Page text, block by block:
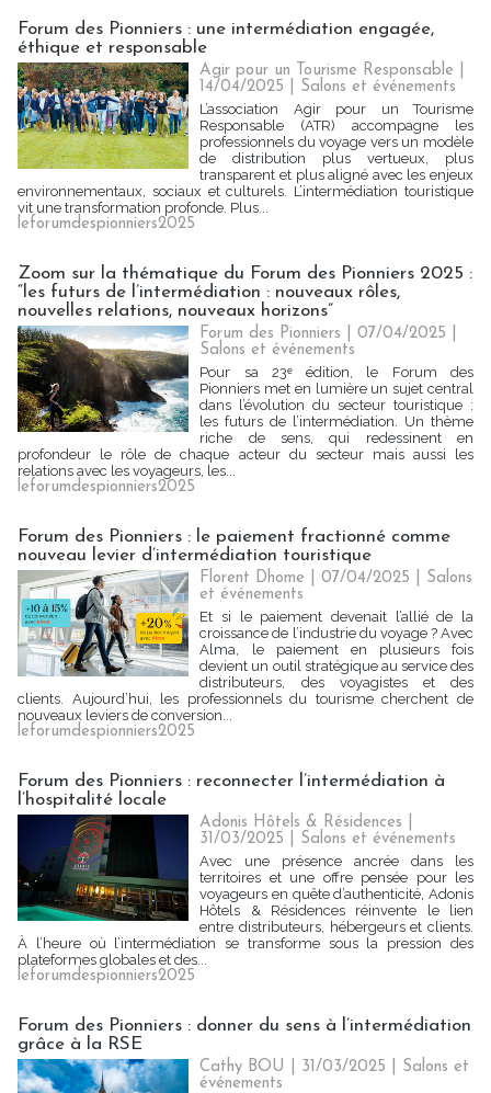
Forum des Pionniers : une intermédiation engagée,
éthique et responsable
Agir pour un Tourisme Responsable |
14/04/2025
Salons et événements
L’association Agir pour un Tourisme
Responsable (ATR) accompagne les
professionnels du voyage vers un modèle
de distribution plus vertueux, plus
transparent et plus aligné avec les enjeux
environnementaux, sociaux et culturels. L’intermédiation touristique
vit une transformation profonde. Plus...
leforumdespionniers2025
Zoom sur la thématique du Forum des Pionniers 2025 :
“les futurs de l’intermédiation : nouveaux rôles,
nouvelles relations, nouveaux horizons”
Forum des Pionniers | 07/04/2025
Salons et événements
Pour sa 23ᵉ édition, le Forum des
Pionniers met en lumière un sujet central
dans l’évolution du secteur touristique :
les futurs de l’intermédiation. Un thème
riche de sens, qui redessinent en
profondeur le rôle de chaque acteur du secteur mais aussi les
relations avec les voyageurs, les...
leforumdespionniers2025
Forum des Pionniers : le paiement fractionné comme
nouveau levier d’intermédiation touristique
Florent Dhome | 07/04/2025
Salons
et événements
Et si le paiement devenait l’allié de la
croissance de l’industrie du voyage ? Avec
Alma, le paiement en plusieurs fois
devient un outil stratégique au service des
distributeurs, des voyagistes et des
clients. Aujourd’hui, les professionnels du tourisme cherchent de
nouveaux leviers de conversion...
leforumdespionniers2025
Forum des Pionniers : reconnecter l’intermédiation à
l’hospitalité locale
Adonis Hôtels & Résidences |
31/03/2025
Salons et événements
Avec une présence ancrée dans les
territoires et une offre pensée pour les
voyageurs en quête d’authenticité, Adonis
Hôtels & Résidences réinvente le lien
entre distributeurs, hébergeurs et clients.
À l’heure où l’intermédiation se transforme sous la pression des
plateformes globales et des...
leforumdespionniers2025
Forum des Pionniers : donner du sens à l’intermédiation
grâce à la RSE
Cathy BOU | 31/03/2025
Salons et
événements